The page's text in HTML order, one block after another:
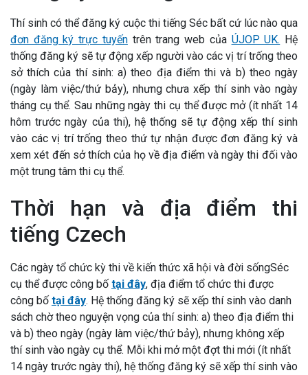
Thí sinh có thể đăng ký cuộc thi tiếng Séc bất cứ lúc nào qua
đơn đăng ký trực tuyếntrên trang web của ÚJOP UK. Hệ
thống đăng ký sẽ tự động xếp người vào các vị trí trống theo
sở thích của thí sinh: a) theo địa điểm thi và b) theo ngày
(ngày làm việc/thứ bảy), nhưng chưa xếp thí sinh vào ngày
tháng cụ thể. Sau những ngày thi cụ thể được mở (ít nhất 14
hôm trước ngày của thi), hệ thống sẽ tự động xếp thí sinh
vào các vị trí trống theo thứ tự nhận được đơn đăng ký và
xem xét đến sở thích của họ về địa điểm và ngày thi đối vào
một trung tâm thi cụ thể.
Thời hạn và địa điểm thi
tiếng Czech
Các ngày tổ chức kỳ thi về kiến thức xã hội và đời sốngSéc
cụ thể được công bố tại đây, địa điểm tổ chức thi được
công bố tại đây. Hệ thống đăng ký sẽ xếp thí sinh vào danh
sách chờ theo nguyện vọng của thí sinh: a) theo địa điểm thi
và b) theo ngày (ngày làm việc/thứ bảy), nhưng không xếp
thí sinh vào ngày cụ thể. Mỗi khi mở một đợt thi mới (ít nhất
14 ngày trước ngày thi), hệ thống đăng ký sẽ xếp thí sinh vào